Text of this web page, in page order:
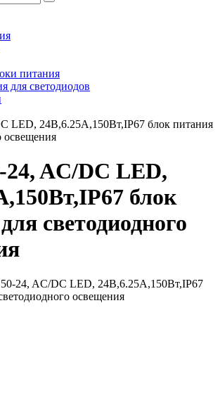
питания
для светодиодов
LED, 24В,6.25А,150Вт,IP67 блок питания
освещения
AC/DC LED,
блок
светодиодного